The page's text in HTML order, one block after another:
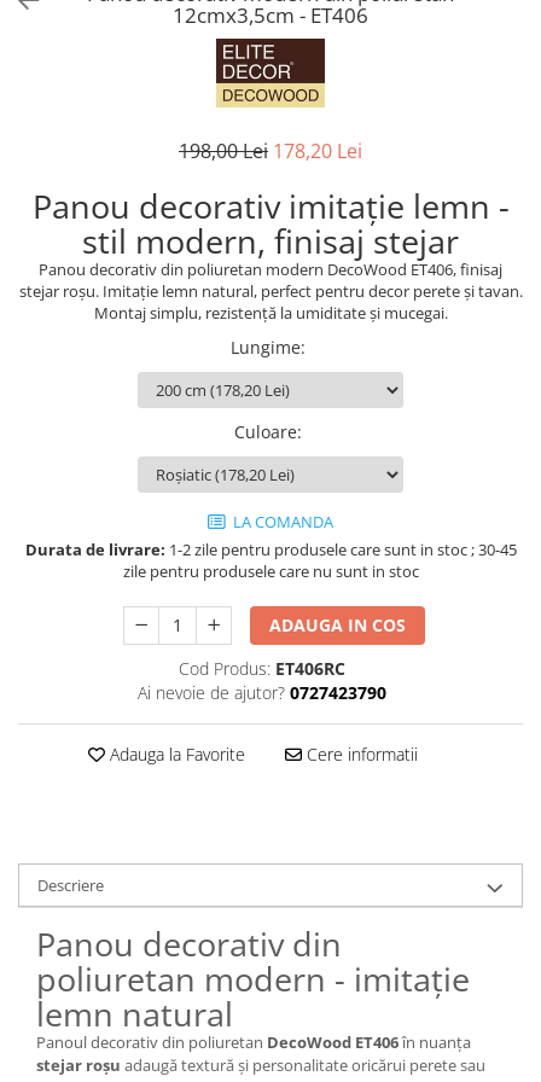
Brauri decorative din polimer rigid
si coltare
Cornise decorative din polimer
Plinte decorative din polimer rigid
Rozete decorative
12cmx3,5cm - ET406
198,00 Lei 178,20 Lei
Panou decorativ imitație lemn -
stil modern, finisaj stejar
Panou decorativ din poliuretan modern DecoWood ET406, finisaj
stejar roșu. Imitație lemn natural, perfect pentru decor perete și tavan.
Montaj simplu, rezistență la umiditate și mucegai.
Lungime:
Culoare:
LA COMANDA
Durata de livrare: 1-2 zile pentru produsele care sunt in stoc ; 30-45
zile pentru produsele care nu sunt in stoc
ADAUGA IN COS
Cod Produs: ET406RC
Ai nevoie de ajutor? 0727423790
Adauga la Favorite Cere informatii
Descriere
Panou decorativ din
poliuretan modern - imitație
lemn natural
Panoul decorativ din poliuretan DecoWood ET406în nuanța
stejar roșu adaugă textură și personalitate oricărui perete sau